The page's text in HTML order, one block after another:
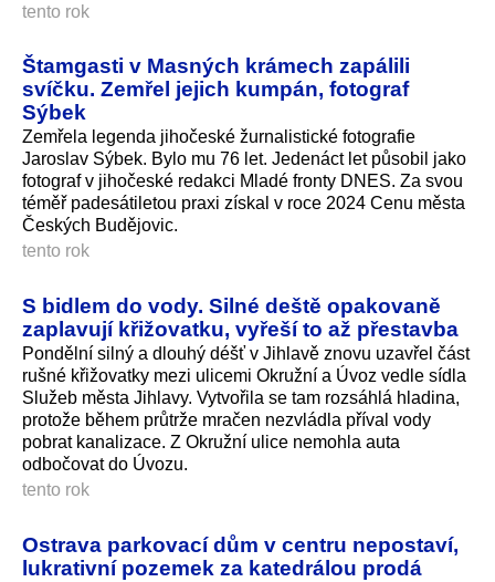
tento rok
Štamgasti v Masných krámech zapálili
svíčku. Zemřel jejich kumpán, fotograf
Sýbek
Zemřela legenda jihočeské žurnalistické fotografie
Jaroslav Sýbek. Bylo mu 76 let. Jedenáct let působil jako
fotograf v jihočeské redakci Mladé fronty DNES. Za svou
téměř padesátiletou praxi získal v roce 2024 Cenu města
Českých Budějovic.
tento rok
S bidlem do vody. Silné deště opakovaně
zaplavují křižovatku, vyřeší to až přestavba
Pondělní silný a dlouhý déšť v Jihlavě znovu uzavřel část
rušné křižovatky mezi ulicemi Okružní a Úvoz vedle sídla
Služeb města Jihlavy. Vytvořila se tam rozsáhlá hladina,
protože během průtrže mračen nezvládla příval vody
pobrat kanalizace. Z Okružní ulice nemohla auta
odbočovat do Úvozu.
tento rok
Ostrava parkovací dům v centru nepostaví,
lukrativní pozemek za katedrálou prodá